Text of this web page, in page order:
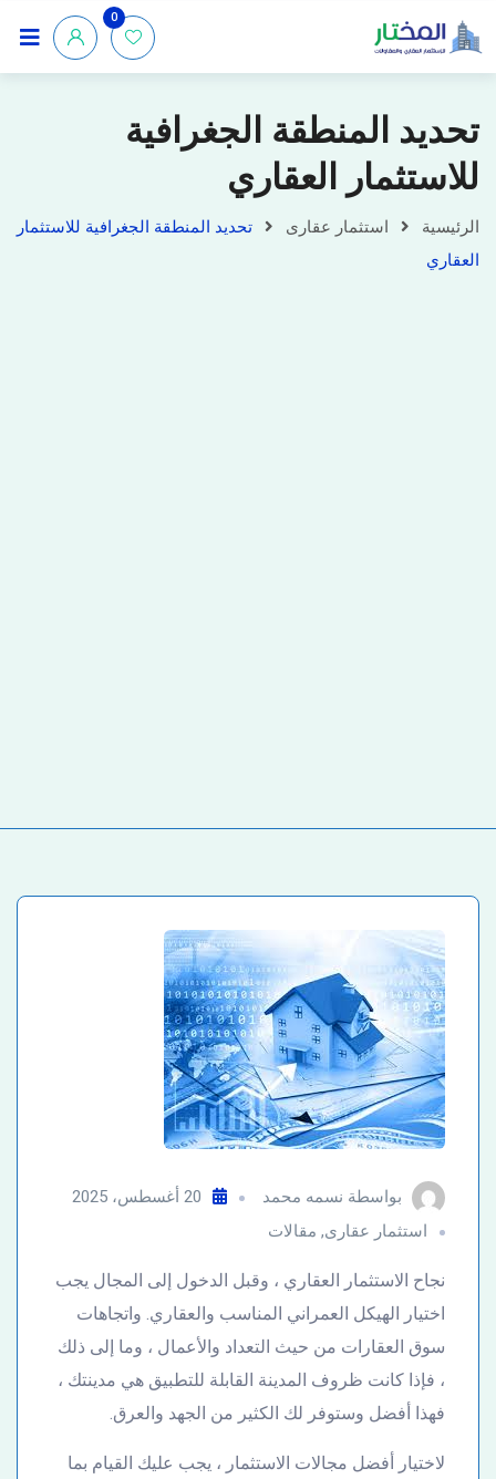
0
تحديد المنطقة الجغرافية
للاستثمار العقاري
الرئيسية استثمار عقارى
تحديد المنطقة الجغرافية للاستثمار
العقاري
بواسطة نسمه محمد
20 أغسطس، 2025
استثمار عقارى, مقالات
نجاح الاستثمار العقاري ، وقبل الدخول إلى المجال يجب
اختيار الهيكل العمراني المناسب والعقاري. واتجاهات
سوق العقارات من حيث التعداد والأعمال ، وما إلى ذلك
، فإذا كانت ظروف المدينة القابلة للتطبيق هي مدينتك ،
فهذا أفضل وستوفر لك الكثير من الجهد والعرق.
لاختيار أفضل مجالات الاستثمار ، يجب عليك القيام بما